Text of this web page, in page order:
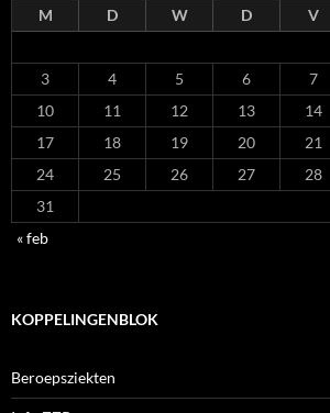
M D W D V
3
4 5 6 7
10
11 12 13 14
17
18 19 20 21
24
25 26 27 28
31
« feb
KOPPELINGENBLOK
Beroepsziekten